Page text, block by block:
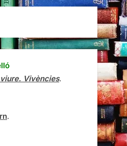
Vivències.
.